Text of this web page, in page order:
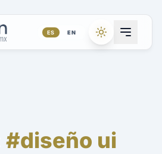
ES EN
#diseño ui